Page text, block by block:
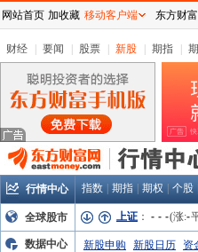
财经 要闻 股票 新股 期指
行情中心 指数 期指 期权 个股
全球股市 上证 ： - - -(涨:-
数据中心 新股申购 新股日历 资
网站首页 加收藏 移动客户端 东方财富